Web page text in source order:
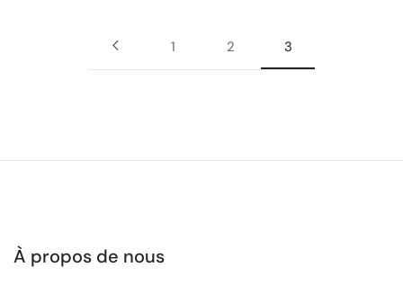
1 2 3
À propos de nous